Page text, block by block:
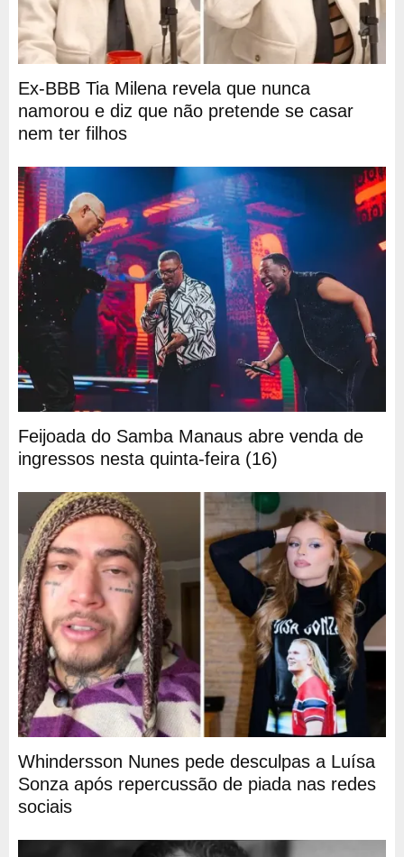
Ex-BBB Tia Milena revela que nunca
namorou e diz que não pretende se casar
nem ter filhos
Feijoada do Samba Manaus abre venda de
ingressos nesta quinta-feira (16)
Whindersson Nunes pede desculpas a Luísa
Sonza após repercussão de piada nas redes
sociais